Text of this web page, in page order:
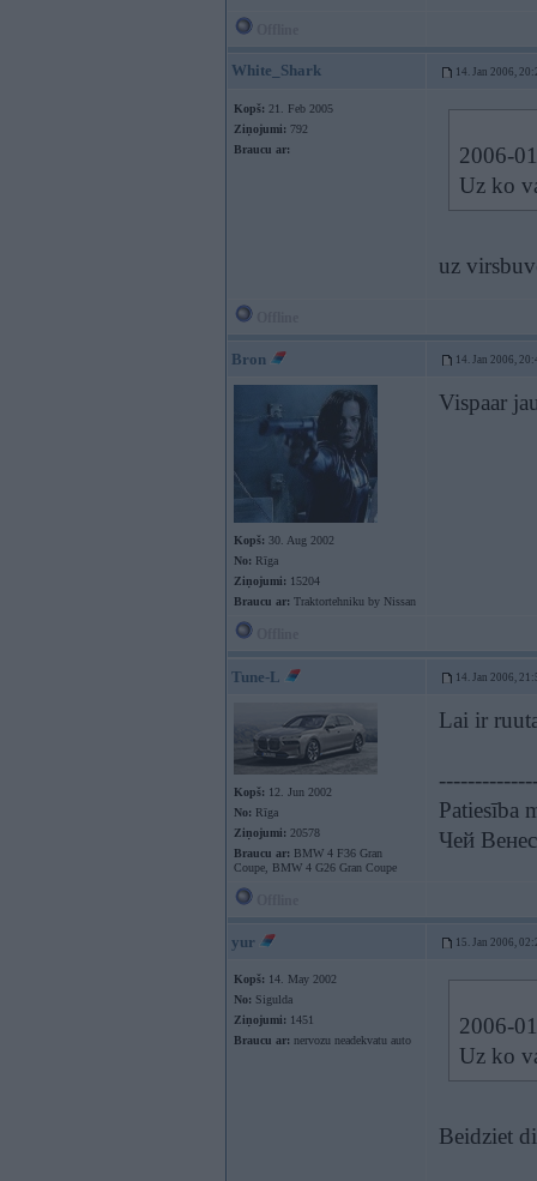
White_Shark 14. Jan 2006,
Kopš: 21. Feb 2005
Ziņojumi: 792
Braucu ar:
2006-
Uz ko
uz
Bron 14. Jan 2006,
Kopš: 30. Aug 2002
No: Rīga
Ziņojumi: 15204
Braucu ar: Traktortehniku by Nissan
Vispaar
Tune-L 14. Jan 2006,
Kopš: 12. Jun 2002
No: Rīga
Ziņojumi: 20578
Braucu ar: BMW 4 F36 Gran
Coupe, BMW 4 G26 Gran Coupe
Lai ir
Patiesība
Чей
yur 15. Jan 2006,
Kopš: 14. May 2002
No: Sigulda
Ziņojumi: 1451
Braucu ar: nervozu neadekvatu auto
2006-
Uz ko
Beidziet